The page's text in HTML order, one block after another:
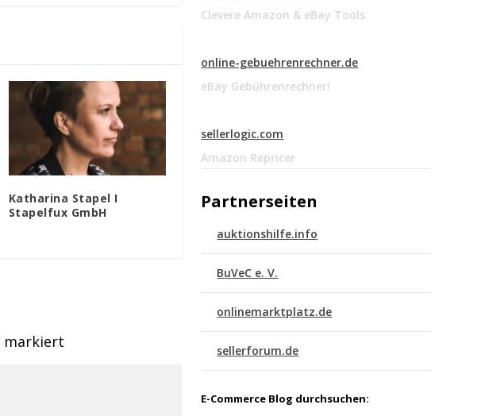
Katharina Stapel I
Stapelfux GmbH
markiert
Clevere Amazon & eBay Tools
online-gebuehrenrechner.de
eBay Gebührenrechner!
sellerlogic.com
Amazon Repricer
Partnerseiten
auktionshilfe.info
BuVeC e. V.
onlinemarktplatz.de
sellerforum.de
E-Commerce Blog durchsuchen: